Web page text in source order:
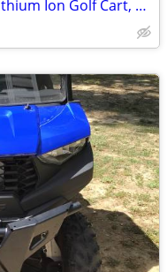
2026 Denago Nomad XL Plus T Lithium Ion Golf Cart, Matte White